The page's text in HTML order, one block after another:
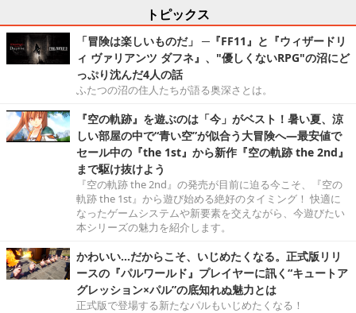
トピックス
「冒険は楽しいものだ」 ─『FF11』と『ウィザードリ
ィ ヴァリアンツ ダフネ』、"優しくないRPG"の沼にど
っぷり沈んだ4人の話
ふたつの沼の住人たちが語る奥深さとは。
『空の軌跡』を遊ぶのは「今」がベスト！暑い夏、涼
しい部屋の中で“青い空”が似合う大冒険へ―最安値で
セール中の『the 1st』から新作『空の軌跡 the 2nd』
まで駆け抜けよう
『空の軌跡 the 2nd』の発売が目前に迫る今こそ、『空の
軌跡 the 1st』から遊び始める絶好のタイミング！ 快適に
なったゲームシステムや新要素を交えながら、今遊びたい
本シリーズの魅力を紹介します。
かわいい…だからこそ、いじめたくなる。正式版リリ
ースの『パルワールド』プレイヤーに訊く“キュートア
グレッション×パル”の底知れぬ魅力とは
正式版で登場する新たなパルもいじめたくなる！